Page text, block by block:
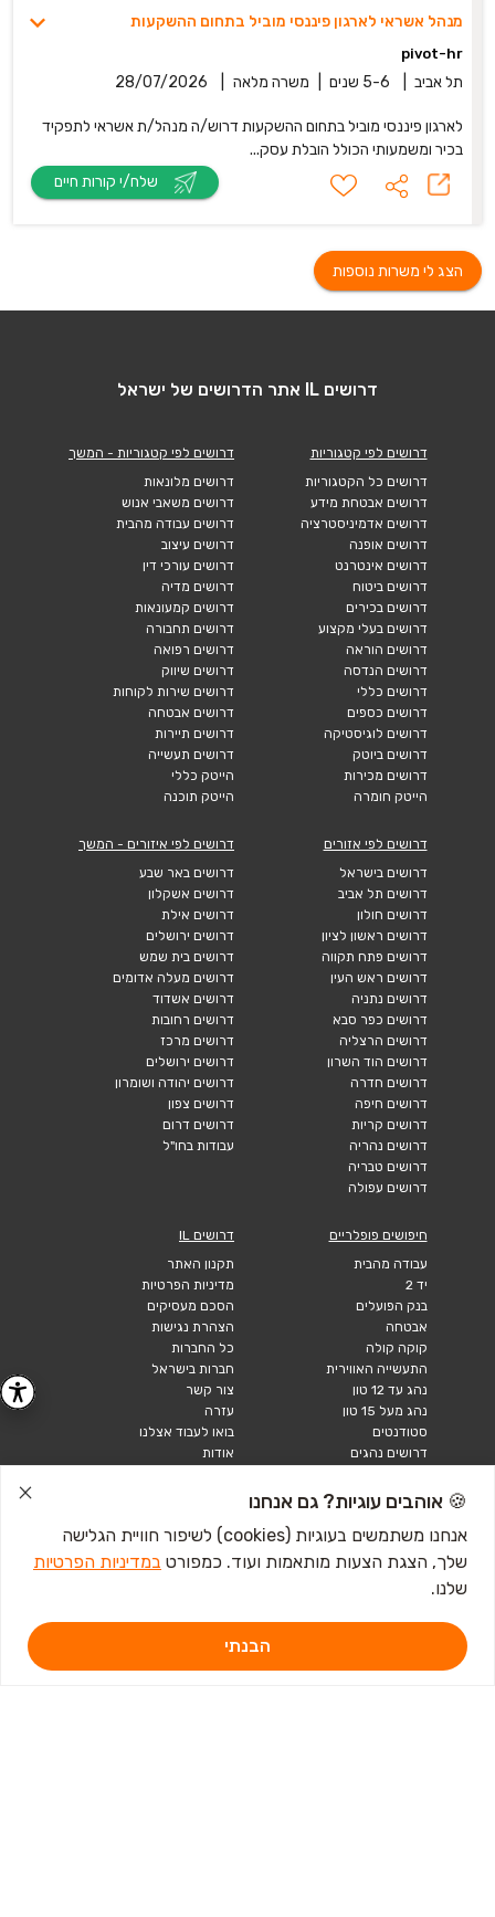
מנהל אשראי לארגון פיננסי מוביל בתחום ההשקעות
pivot-hr
תל אביב 5-6 שנים משרה מלאה 28/07/2026
לארגון פיננסי מוביל בתחום ההשקעות דרוש/ה מנהל/ת אשראי לתפקיד
בכיר ומשמעותי הכולל הובלת עסק...
הצג לי משרות נוספות
דרושים IL אתר הדרושים של ישראל
דרושים לפי קטגוריות
דרושים כל הקטגוריות
דרושים אבטחת מידע
דרושים אדמיניסטרציה
דרושים אופנה
דרושים אינטרנט
דרושים ביטוח
דרושים בכירים
דרושים בעלי מקצוע
דרושים הוראה
דרושים הנדסה
דרושים כללי
דרושים כספים
דרושים לוגיסטיקה
דרושים ביוטק
דרושים מכירות
הייטק חומרה
דרושים לפי קטגוריות - המשך
דרושים מלונאות
דרושים משאבי אנוש
דרושים עבודה מהבית
דרושים עיצוב
דרושים עורכי דין
דרושים מדיה
דרושים קמעונאות
דרושים תחבורה
דרושים רפואה
דרושים שיווק
דרושים שירות לקוחות
דרושים אבטחה
דרושים תיירות
דרושים תעשייה
הייטק כללי
הייטק תוכנה
דרושים לפי אזורים
דרושים בישראל
דרושים תל אביב
דרושים חולון
דרושים ראשון לציון
דרושים פתח תקווה
דרושים ראש העין
דרושים נתניה
דרושים כפר סבא
דרושים הרצליה
דרושים הוד השרון
דרושים חדרה
דרושים חיפה
דרושים קריות
דרושים נהריה
דרושים טבריה
דרושים עפולה
דרושים לפי איזורים - המשך
דרושים באר שבע
דרושים אשקלון
דרושים אילת
דרושים ירושלים
דרושים בית שמש
דרושים מעלה אדומים
דרושים אשדוד
דרושים רחובות
דרושים מרכז
דרושים ירושלים
דרושים יהודה ושומרון
דרושים צפון
דרושים דרום
עבודות בחו"ל
חיפושים פופלריים
עבודה מהבית
יד 2
בנק הפועלים
אבטחה
קוקה קולה
התעשייה האווירית
נהג עד 12 טון
נהג מעל 15 טון
סטודנטים
דרושים נהגים
טבלאות שכר
דרושים IL
תקנון האתר
מדיניות הפרטיות
הסכם מעסיקים
הצהרת נגישות
כל החברות
חברות בישראל
צור קשר
עזרה
בואו לעבוד אצלנו
אודות
כתבות ומדריכים
🍪 אוהבים עוגיות? גם אנחנו
אנחנו משתמשים בעוגיות (cookies) לשיפור חוויית הגלישה
שלך, הצגת הצעות מותאמות ועוד. כמפורט במדיניות הפרטיות
שלנו.
הבנתי